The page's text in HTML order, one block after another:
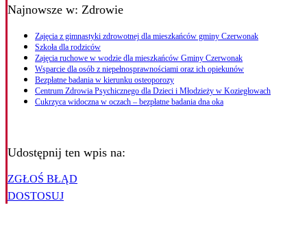
Najnowsze w: Zdrowie
Zajęcia z gimnastyki zdrowotnej dla mieszkańców gminy Czerwonak
Szkoła dla rodziców
Zajęcia ruchowe w wodzie dla mieszkańców Gminy Czerwonak
Wsparcie dla osób z niepełnosprawnościami oraz ich opiekunów
Bezpłatne badania w kierunku osteoporozy
Centrum Zdrowia Psychicznego dla Dzieci i Młodzieży w Koziegłowach
Cukrzyca widoczna w oczach – bezpłatne badania dna oka
Udostępnij ten wpis na:
ZGŁOŚ BŁĄD
DOSTOSUJ